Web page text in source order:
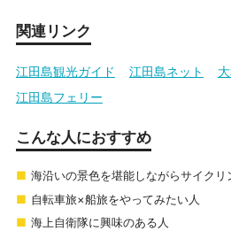
関連リンク
江田島観光ガイド 江田島ネット
江田島フェリー
こんな人におすすめ
海沿いの景色を堪能しながらサイクリ
自転車旅×船旅をやってみたい人
海上自衛隊に興味のある人